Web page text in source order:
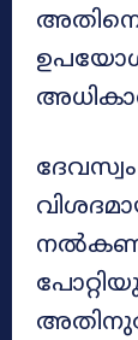
അതിനെ